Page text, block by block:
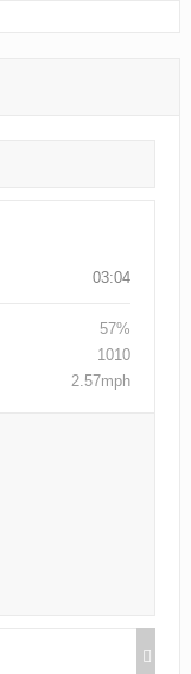
03:04
57%
1010
2.57mph